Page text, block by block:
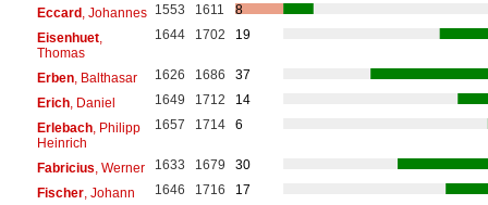
Eccard, Johannes 1553 1611
8
Eisenhuet,
Thomas
1644 1702 19
Erben, Balthasar 1626 1686
37
Erich, Daniel 1649 1712
14
Erlebach, Philipp
Heinrich
1657 1714 6
Fabricius , Werner 1633 1679
30
Fischer, Johann 1646 1716
17